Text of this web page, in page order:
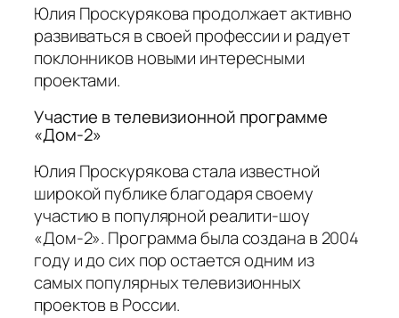
Юлия Проскурякова продолжает активно
развиваться в своей профессии и радует
поклонников новыми интересными
проектами.
Участие в телевизионной программе
«Дом-2»
Юлия Проскурякова стала известной
широкой публике благодаря своему
участию в популярной реалити-шоу
«Дом-2». Программа была создана в 2004
году и до сих пор остается одним из
самых популярных телевизионных
проектов в России.